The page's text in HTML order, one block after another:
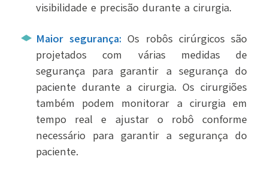
visibilidade e precisão durante a cirurgia.
Maior segurança: Os robôs cirúrgicos são
projetados com várias medidas de
segurança para garantir a segurança do
paciente durante a cirurgia. Os cirurgiões
também podem monitorar a cirurgia em
tempo real e ajustar o robô conforme
necessário para garantir a segurança do
paciente.